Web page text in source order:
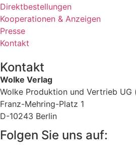
Direktbestellungen
Kooperationen & Anzeigen
Presse
Kontakt
Kontakt
Wolke Verlag
Wolke Produktion und Vertrieb UG
Franz-Mehring-Platz 1
D-10243 Berlin
Folgen Sie uns auf: